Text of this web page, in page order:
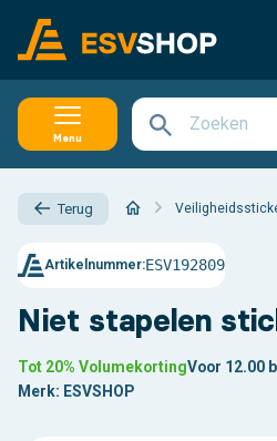
Menu
Terug
Niet stapelen
Artikelnummer:ESV192809
Tot 20% VolumekortingVoor 12.00
Merk: ESVSHOP